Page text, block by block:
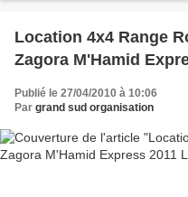
Location 4x4 Range
Zagora M'Hamid
Publié le 27/04/2010 à 10:06
Par grand sud organisation